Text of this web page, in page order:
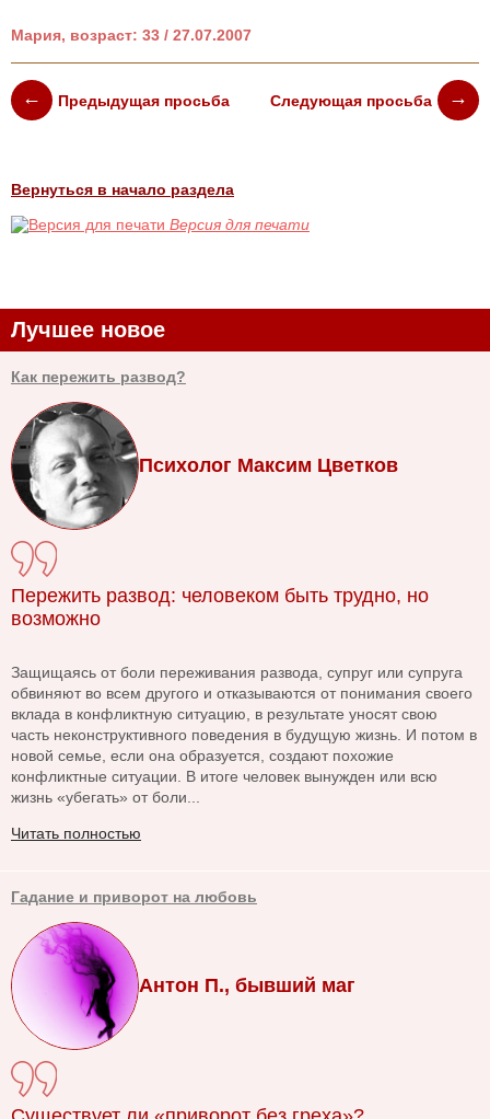
Мария, возраст: 33 / 27.07.2007
Предыдущая просьба Следующая просьба
Вернуться в начало раздела
Версия для печати
Лучшее новое
Как пережить развод?
Психолог Максим Цветков
Пережить развод: человеком быть трудно, но
возможно
Защищаясь от боли переживания развода, супруг или супруга
обвиняют во всем другого и отказываются от понимания своего
вклада в конфликтную ситуацию, в результате уносят свою
часть неконструктивного поведения в будущую жизнь. И потом в
новой семье, если она образуется, создают похожие
конфликтные ситуации. В итоге человек вынужден или всю
жизнь «убегать» от боли...
Читать полностью
Гадание и приворот на любовь
Антон П., бывший маг